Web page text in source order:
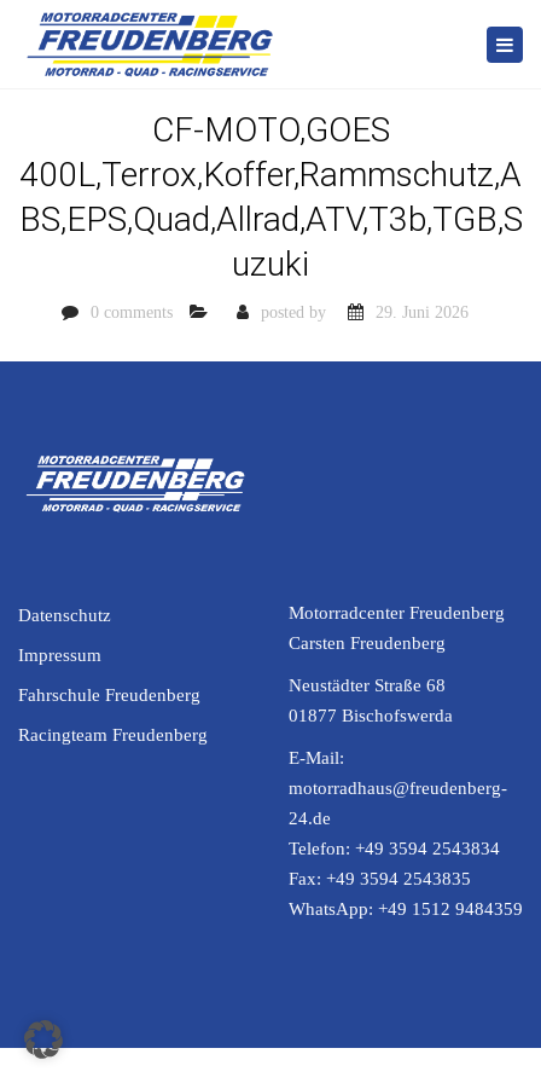
CF-MOTO,GOES
400L,Terrox,Koffer,Rammschutz,A
BS,EPS,Quad,Allrad,ATV,T3b,TGB,S
uzuki
0 comments posted by 29. Juni 2026
Datenschutz
Impressum
Fahrschule Freudenberg
Racingteam Freudenberg
Motorradcenter Freudenberg
Carsten Freudenberg
Neustädter Straße 68
01877 Bischofswerda
E-Mail:
motorradhaus@freudenberg-
24.de
Telefon: +49 3594 2543834
Fax: +49 3594 2543835
WhatsApp: +49 1512 9484359